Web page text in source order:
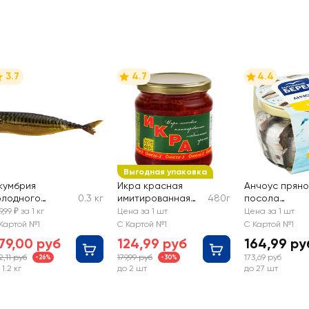
3.7
0.3 кг
₽ за 1 кг
№1
руб
руб -26%
кг
Выгодная упаковка
4.7
Икра красная
имитированная
БАЛТИЙСКИЙ
БЕРЕГ
480г
Цена за 1 шт
С Картой №1
124,99 руб
179,99 руб -30%
до 2 шт
4.4
Анчоус
посола
БАЛТИЙСКИЙ
килька
филе в масле
Цена за 1 шт
С Картой №1
164,99
173,69 руб
до 27 шт